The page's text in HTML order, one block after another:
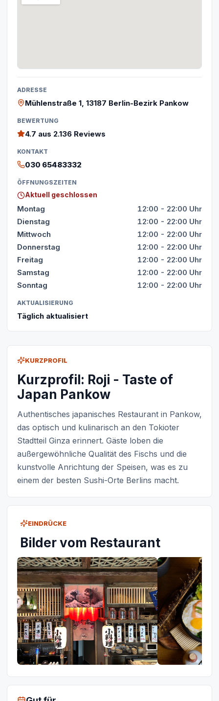
KURZPROFIL
Kurzprofil: Roji - Taste of
Japan Pankow
Authentisches japanisches Restaurant in Pankow,
das optisch und kulinarisch an den Tokioter
Stadtteil Ginza erinnert. Gäste loben die
außergewöhnliche Qualität des Fischs und die
kunstvolle Anrichtung der Speisen, was es zu
einem der besten Sushi-Orte Berlins macht.
EINDRÜCKE
Bilder vom Restaurant
ADRESSE
Mühlenstraße 1, 13187 Berlin-Bezirk Pankow
BEWERTUNG
4.7 aus 2.136 Reviews
KONTAKT
030 65483332
ÖFFNUNGSZEITEN
Aktuell geschlossen
Montag
12:00 - 22:00 Uhr
Dienstag
12:00 - 22:00 Uhr
Mittwoch
12:00 - 22:00 Uhr
Donnerstag
12:00 - 22:00 Uhr
Freitag
12:00 - 22:00 Uhr
Samstag
12:00 - 22:00 Uhr
Sonntag
12:00 - 22:00 Uhr
AKTUALISIERUNG
Täglich aktualisiert